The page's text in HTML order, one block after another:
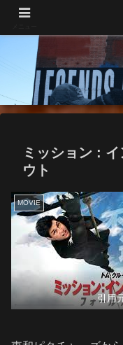
ミッション :
ウト
MOVIE
引用